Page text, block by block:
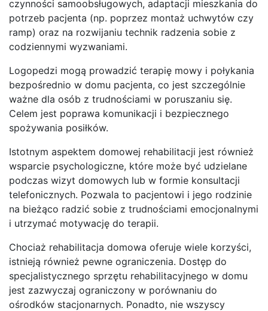
czynności samoobsługowych, adaptacji mieszkania do
potrzeb pacjenta (np. poprzez montaż uchwytów czy
ramp) oraz na rozwijaniu technik radzenia sobie z
codziennymi wyzwaniami.
Logopedzi mogą prowadzić terapię mowy i połykania
bezpośrednio w domu pacjenta, co jest szczególnie
ważne dla osób z trudnościami w poruszaniu się.
Celem jest poprawa komunikacji i bezpiecznego
spożywania posiłków.
Istotnym aspektem domowej rehabilitacji jest również
wsparcie psychologiczne, które może być udzielane
podczas wizyt domowych lub w formie konsultacji
telefonicznych. Pozwala to pacjentowi i jego rodzinie
na bieżąco radzić sobie z trudnościami emocjonalnymi
i utrzymać motywację do terapii.
Chociaż rehabilitacja domowa oferuje wiele korzyści,
istnieją również pewne ograniczenia. Dostęp do
specjalistycznego sprzętu rehabilitacyjnego w domu
jest zazwyczaj ograniczony w porównaniu do
ośrodków stacjonarnych. Ponadto, nie wszyscy